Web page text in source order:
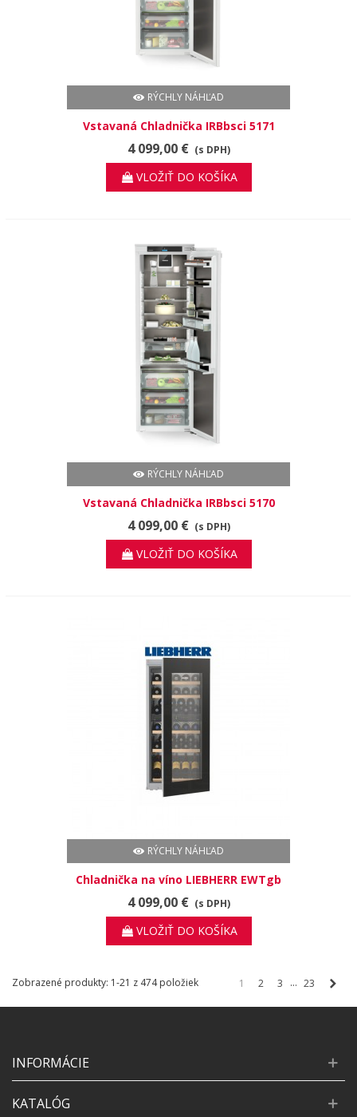
RÝCHLY NÁHĽAD
Vstavaná Chladnička IRBbsci 5171
Peak BioFresh
4 099,00 € (s DPH)
VLOŽIŤ DO KOŠÍKA
RÝCHLY NÁHĽAD
Vstavaná Chladnička IRBbsci 5170
Peak BioFresh
4 099,00 € (s DPH)
VLOŽIŤ DO KOŠÍKA
RÝCHLY NÁHĽAD
Chladnička na víno LIEBHERR EWTgb
2383
4 099,00 € (s DPH)
VLOŽIŤ DO KOŠÍKA
Zobrazené produkty: 1-21 z 474 položiek 1 2 3 … 23
INFORMÁCIE
KATALÓG